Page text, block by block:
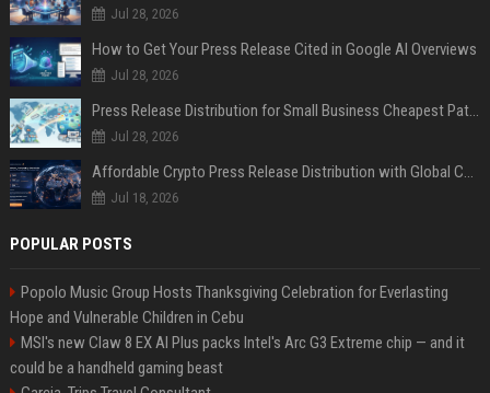
Jul 28, 2026
How to Get Your Press Release Cited in Google AI Overviews
Jul 28, 2026
Press Release Distribution for Small Business Cheapest Path to Real Coverage
Jul 28, 2026
Affordable Crypto Press Release Distribution with Global Coverage
Jul 18, 2026
POPULAR POSTS
Popolo Music Group Hosts Thanksgiving Celebration for Everlasting
Hope and Vulnerable Children in Cebu
MSI's new Claw 8 EX AI Plus packs Intel's Arc G3 Extreme chip — and it
could be a handheld gaming beast